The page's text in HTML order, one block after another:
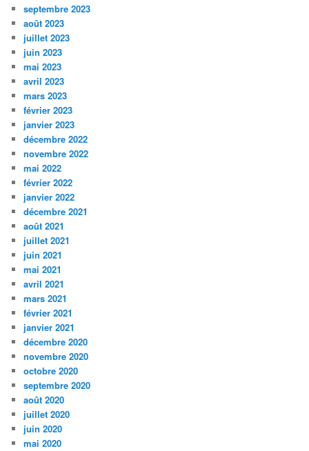
septembre 2023
août 2023
juillet 2023
juin 2023
mai 2023
avril 2023
mars 2023
février 2023
janvier 2023
décembre 2022
novembre 2022
mai 2022
février 2022
janvier 2022
décembre 2021
août 2021
juillet 2021
juin 2021
mai 2021
avril 2021
mars 2021
février 2021
janvier 2021
décembre 2020
novembre 2020
octobre 2020
septembre 2020
août 2020
juillet 2020
juin 2020
mai 2020